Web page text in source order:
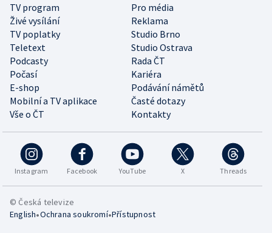
TV program
Pro média
Živé vysílání
Reklama
TV poplatky
Studio Brno
Teletext
Studio Ostrava
Podcasty
Rada ČT
Počasí
Kariéra
E-shop
Podávání námětů
Mobilní a TV aplikace
Časté dotazy
Vše o ČT
Kontakty
Instagram Facebook YouTube X Threads
© Česká televize
English•Ochrana soukromí•Přístupnost